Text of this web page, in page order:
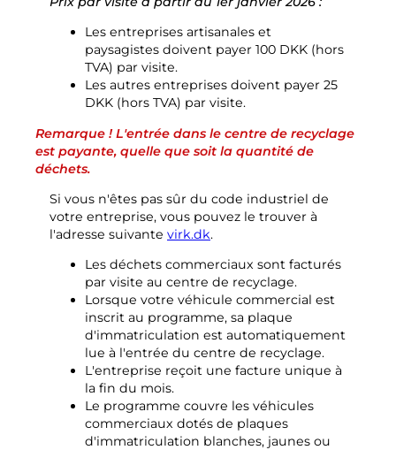
Portail déchets
Vider le calendrier et plus encore.
Guide de tri
Les entreprises artisanales et
paysagistes doivent payer 100 DKK (hors
TVA) par visite.
Les autres entreprises doivent payer 25
DKK (hors TVA) par visite.
Remarque ! L'entrée dans le centre de recyclage
est payante, quelle que soit la quantité de
déchets.
Si vous n'êtes pas sûr du code industriel de
votre entreprise, vous pouvez le trouver à
l'adresse suivante virk.dk.
Les déchets commerciaux sont facturés
par visite au centre de recyclage.
Lorsque votre véhicule commercial est
inscrit au programme, sa plaque
d'immatriculation est automatiquement
lue à l'entrée du centre de recyclage.
L'entreprise reçoit une facture unique à
la fin du mois.
Le programme couvre les véhicules
commerciaux dotés de plaques
d'immatriculation blanches, jaunes ou